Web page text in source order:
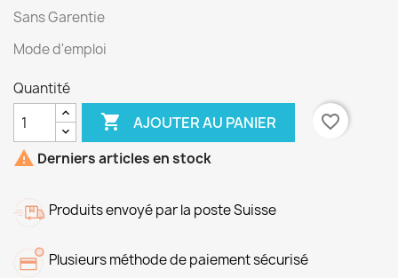
Sans Garentie
Mode d'emploi
Quantité
 AJOUTER AU PANIER
favorite_border
 Derniers articles en stock
Produits envoyé par la poste Suisse
Plusieurs méthode de paiement sécurisé